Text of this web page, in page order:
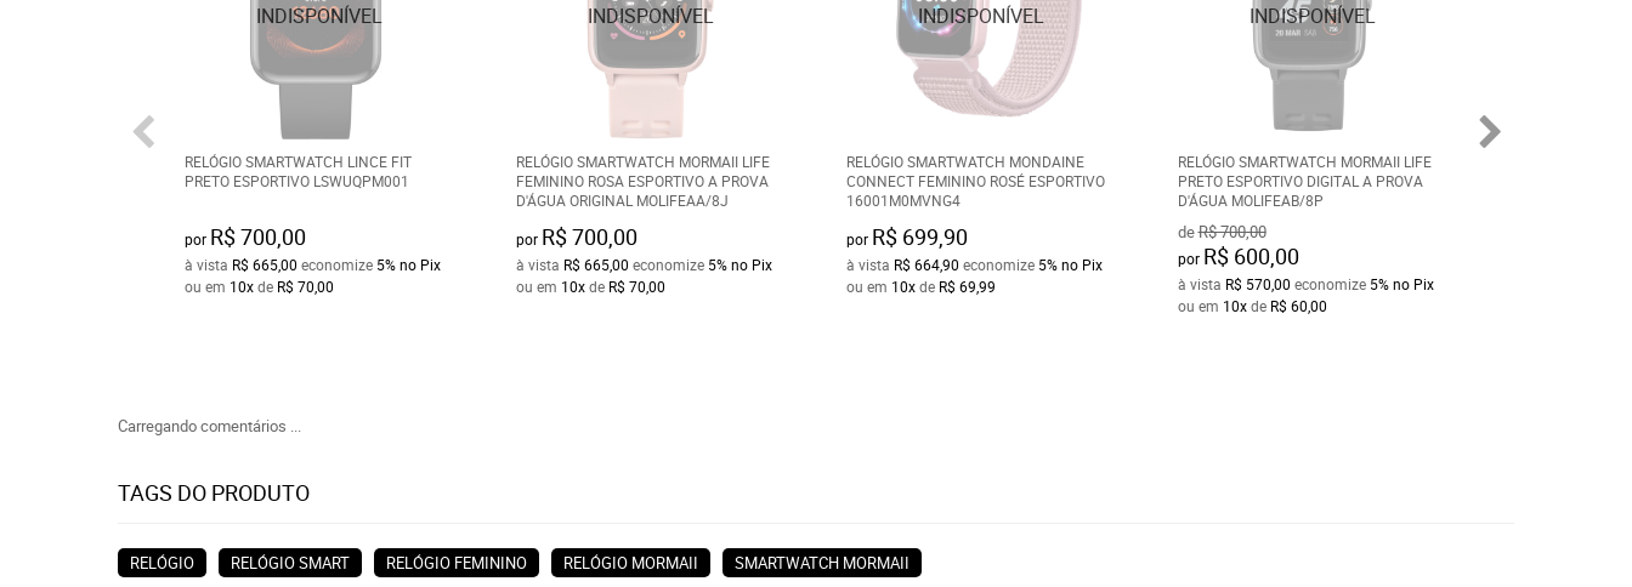
RELÓGIO SMARTWATCH LINCE FIT
PRETO ESPORTIVO LSWUQPM001
por R$ 700,00
à vista R$ 665,00 economize 5%no Pix
ou em 10xde R$ 70,00
RELÓGIO SMARTWATCH MORMAII LIFE
FEMININO ROSA ESPORTIVO A PROVA
D'ÁGUA ORIGINAL MOLIFEAA/8J
por R$ 700,00
à vista R$ 665,00 economize 5% no Pix
ou em 10xde R$ 70,00
RELÓGIO SMARTWATCH MONDAINE
CONNECT FEMININO ROSÉ ESPORTIVO
16001M0MVNG4
por R$ 699,90
à vista R$ 664,90 economize 5%no Pix
ou em 10xde R$ 69,99
RELÓGIO SMARTWATCH MORMAII LIFE
PRETO ESPORTIVO DIGITAL A PROVA
D'ÁGUA MOLIFEAB/8P
deR$ 700,00
por R$ 600,00
à vista R$ 570,00 economize 5% no Pix
ou em 10xde R$ 60,00
Carregando comentários ...
TAGS DO PRODUTO
RELÓGIO RELÓGIO SMART RELÓGIO FEMININO RELÓGIO MORMAII SMARTWATCH MORMAII